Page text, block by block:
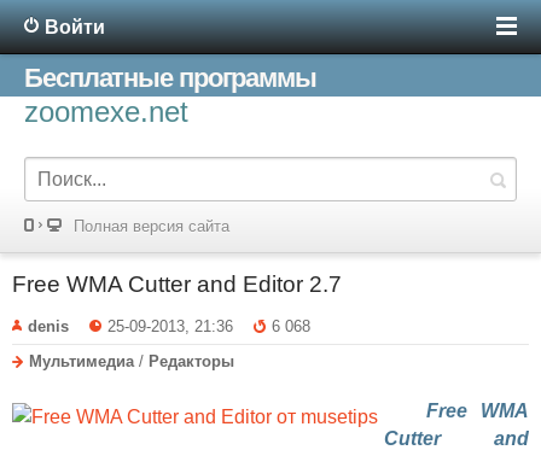
Войти
Бесплатные программы
zoomexe.net
Полная версия сайта
Free WMA Cutter and Editor 2.7
denis 25-09-2013, 21:36
6 068
Мультимедиа / Редакторы
Free WMA
Cutter and